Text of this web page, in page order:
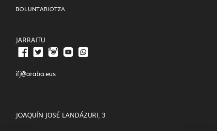
BOLUNTARIOTZA
JARRAITU
ifj@araba.eus
JOAQUÍN JOSÉ LANDÁZURI, 3